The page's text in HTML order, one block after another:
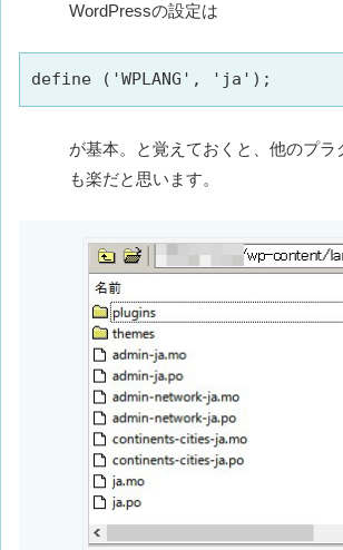
WordPressの設定は
define ('WPLANG', 'ja');
が基本。と覚えておくと、他のプラ
も楽だと思います。